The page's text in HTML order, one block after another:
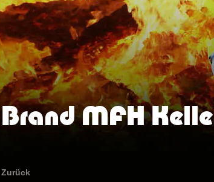
Brand MFH
Zurück